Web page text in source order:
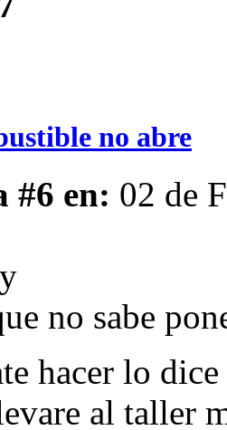
no abre
#6 en: 02 de
no sabe
hacer lo
al taller